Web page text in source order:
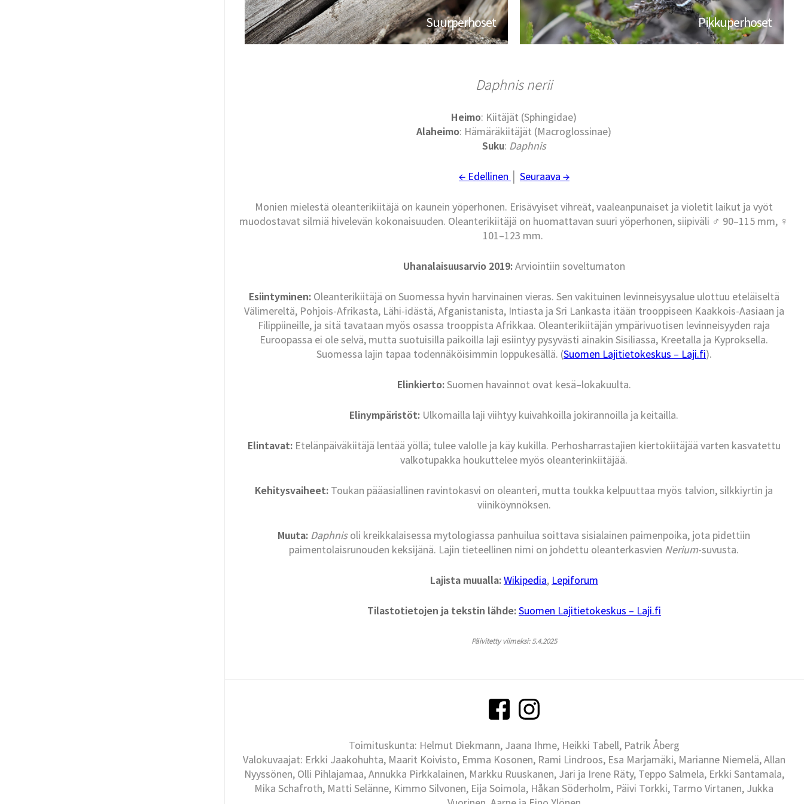
Suurperhoset Pikkuperhoset
Daphnis nerii
Heimo: Kiitäjät (Sphingidae)
Alaheimo: Hämäräkiitäjät (Macroglossinae)
Suku: Daphnis
← Edellinen Seuraava →
Monien mielestä oleanterikiitäjä on kaunein yöperhonen. Erisävyiset vihreät, vaaleanpunaiset ja violetit laikut ja vyöt
muodostavat silmiä hivelevän kokonaisuuden. Oleanterikiitäjä on huomattavan suuri yöperhonen, siipiväli ♂ 90–115 mm, ♀
101–123 mm.
Uhanalaisuusarvio 2019:Arviointiin soveltumaton
Esiintyminen:Oleanterikiitäjä on Suomessa hyvin harvinainen vieras. Sen vakituinen levinneisyysalue ulottuu eteläiseltä
Välimereltä, Pohjois-Afrikasta, Lähi-idästä, Afganistanista, Intiasta ja Sri Lankasta itään trooppiseen Kaakkois-Aasiaan ja
Filippiineille, ja sitä tavataan myös osassa trooppista Afrikkaa. Oleanterikiitäjän ympärivuotisen levinneisyyden raja
Euroopassa ei ole selvä, mutta suotuisilla paikoilla laji esiintyy pysyvästi ainakin Sisiliassa, Kreetalla ja Kyproksella.
Suomessa lajin tapaa todennäköisimmin loppukesällä. (Suomen Lajitietokeskus – Laji.fi).
Elinkierto:Suomen havainnot ovat kesä–lokakuulta.
Elinympäristöt: Ulkomailla laji viihtyy kuivahkoilla jokirannoilla ja keitailla.
Elintavat:Etelänpäiväkiitäjä lentää yöllä; tulee valolle ja käy kukilla. Perhosharrastajien kiertokiitäjää varten kasvatettu
valkotupakka houkuttelee myös oleanterinkiitäjää.
Kehitysvaiheet: Toukan pääasiallinen ravintokasvi on oleanteri, mutta toukka kelpuuttaa myös talvion, silkkiyrtin ja
viiniköynnöksen.
Muuta: Daphnisoli kreikkalaisessa mytologiassa panhuilua soittava sisialainen paimenpoika, jota pidettiin
paimentolaisrunouden keksijänä. Lajin tieteellinen nimi on johdettu oleanterkasvien Nerium-suvusta.
Lajista muualla:Wikipedia, Lepiforum
Tilastotietojen ja tekstin lähde:Suomen Lajitietokeskus – Laji.fi
Päivitetty viimeksi: 5.4.2025
Toimituskunta: Helmut Diekmann, Jaana Ihme, Heikki Tabell, Patrik Åberg
Valokuvaajat: Erkki Jaakohuhta, Maarit Koivisto, Emma Kosonen, Rami Lindroos, Esa Marjamäki, Marianne Niemelä, Allan
Nyyssönen, Olli Pihlajamaa, Annukka Pirkkalainen, Markku Ruuskanen, Jari ja Irene Räty, Teppo Salmela, Erkki Santamala,
Mika Schafroth, Matti Selänne, Kimmo Silvonen, Eija Soimola, Håkan Söderholm, Päivi Torkki, Tarmo Virtanen, Jukka